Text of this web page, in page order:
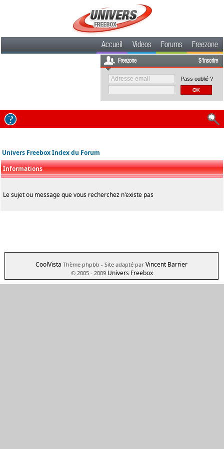
Accueil Videos Forums Freezone
Freezone S'inscrire
Pass oublié ?
Univers Freebox Index du Forum
Informations
Le sujet ou message que vous recherchez n'existe pas
CoolVista Thème phpbb - Site adapté par Vincent Barrier
© 2005 - 2009 Univers Freebox